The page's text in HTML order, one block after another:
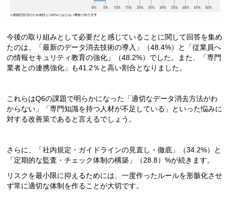
今後の取り組みとして必要だと感じていることに関して回答を集め
たのは、「最新のデータ消去技術の導入」（48.4%）と「従業員へ
の情報セキュリティ教育の強化」（48.2%）でした。また、「専門
業者との連携強化」も41.2％と高い割合となりました。
これらはQ6の課題で明らかになった「適切なデータ消去方法がわ
からない」「専門知識を持つ人材が不足している」といった悩みに
対する改善策であると言えるでしょう。
さらに、「社内規定・ガイドラインの見直し・徹底」（34.2%）と
「定期的な監査・チェック体制の構築」（28.8）%が続きます。
リスクを最小限に抑えるためには、一度作ったルールを形骸化させ
ず常に適切な体制を作ることが大切です。